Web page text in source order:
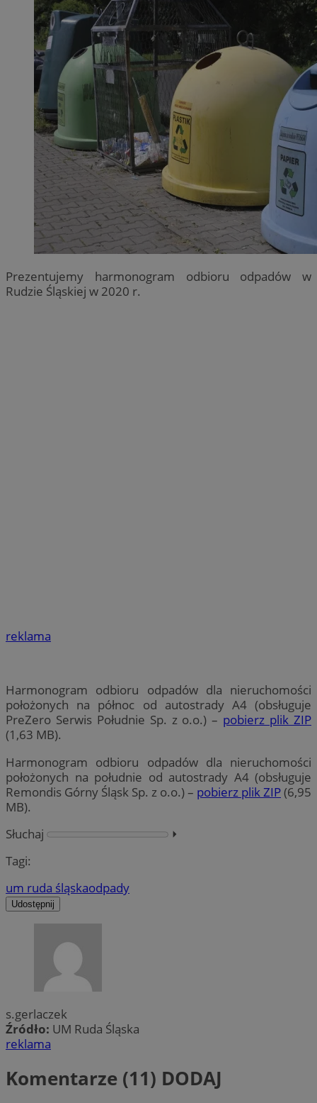
Prezentujemy harmonogram odbioru odpadów w
Rudzie Śląskiej w 2020 r.
reklama
Harmonogram odbioru odpadów dla nieruchomości
położonych na północ od autostrady A4 (obsługuje
PreZero Serwis Południe Sp. z o.o.) – pobierz plik ZIP
(1,63 MB).
Harmonogram odbioru odpadów dla nieruchomości
położonych na południe od autostrady A4 (obsługuje
Remondis Górny Śląsk Sp. z o.o.) – pobierz plik ZIP(6,95
MB).
Słuchaj
⏵︎
Tagi:
um ruda śląskaodpady
Udostępnij
s.gerlaczek
Źródło: UM Ruda Śląska
reklama
Komentarze (11) DODAJ